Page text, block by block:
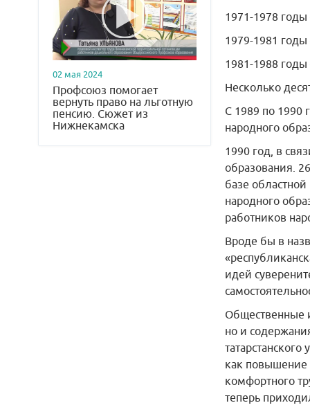
02 мая 2024
Профсоюз помогает
вернуть право на льготную
пенсию. Сюжет из
Нижнекамска
1971-1978
1979-1981
1981-1988
Несколько
С 1989 по 1990
народного
1990 год, в
образования.
базе
народного
работников
Вроде бы в
идей
Общественные
но и
как повышение
комфортного
теперь